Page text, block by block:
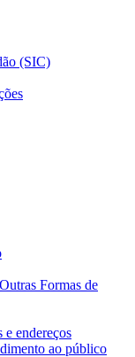
(SIC)
Formas de
endereços
ao público